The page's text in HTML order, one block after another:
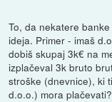
To, da nekatere
ideja. Primer - imaš
dobiš skupaj 3k€ na
izplačeval 3k bruto
stroške (dnevnice), ki
d.o.o.) mora plačevati?